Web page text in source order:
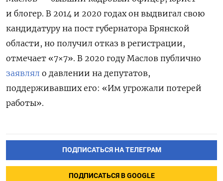
и блогер. В 2014 и 2020 годах он выдвигал свою
кандидатуру на пост губернатора Брянской
области, но получил отказ в регистрации,
отмечает «7×7». В 2020 году Маслов публично
заявлял о давлении на депутатов,
поддерживавших его: «Им угрожали потерей
работы».
ПОДПИСАТЬСЯ НА ТЕЛЕГРАМ
ПОДПИСАТЬСЯ В GOOGLE